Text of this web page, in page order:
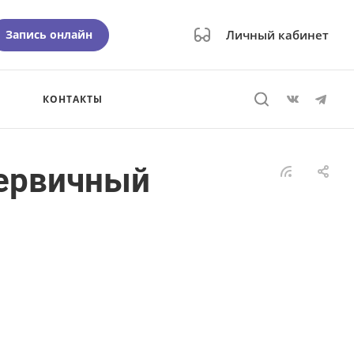
Запись онлайн Личный кабинет
КОНТАКТЫ